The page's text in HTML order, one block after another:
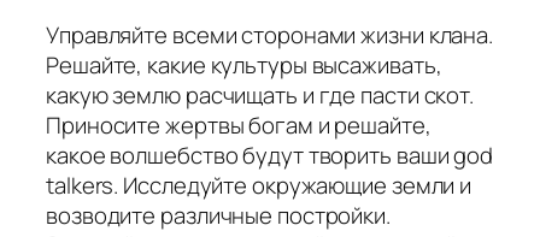
Управляйте всеми сторонами жизни клана.
Решайте, какие культуры высаживать,
какую землю расчищать и где пасти скот.
Приносите жертвы богам и решайте,
какое волшебство будут творить ваши god
talkers. Исследуйте окружающие земли и
возводите различные постройки.